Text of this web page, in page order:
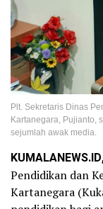
Plt. Sekretaris Dinas
Kartanegara, Pujianto,
sejumlah awak media.
Pendidikan dan
Kartanegara